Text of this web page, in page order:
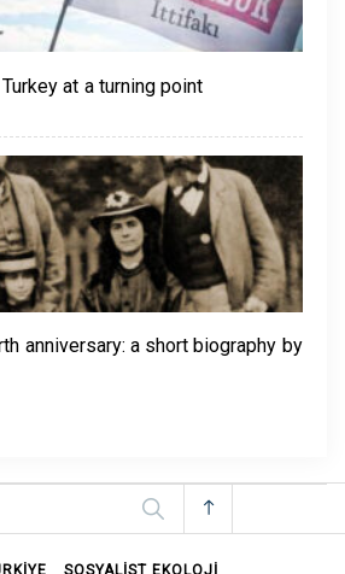
at a turning point
anniversary: a short biography by
SOSYALIST EKOLOJI